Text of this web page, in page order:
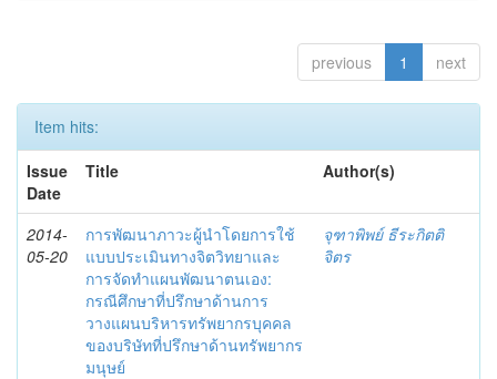
previous 1 next
Item hits:
Issue
Date
Title Author(s)
2014-
05-20
การพัฒนาภาวะผู้นำโดยการใช้
แบบประเมินทางจิตวิทยาและ
การจัดทำแผนพัฒนาตนเอง:
กรณีศึกษาที่ปรึกษาด้านการ
วางแผนบริหารทรัพยากรบุคคล
ของบริษัทที่ปรึกษาด้านทรัพยากร
มนุษย์
จุฑาพิพย์ ธีระกิตติ
จิตร